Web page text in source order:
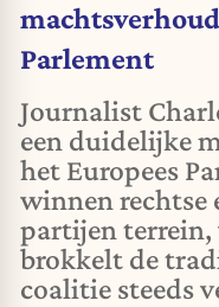
Parlement
Journalist
een duidelijke
het Europees
winnen rechtse
partijen terrein,
brokkelt de
coalitie steeds